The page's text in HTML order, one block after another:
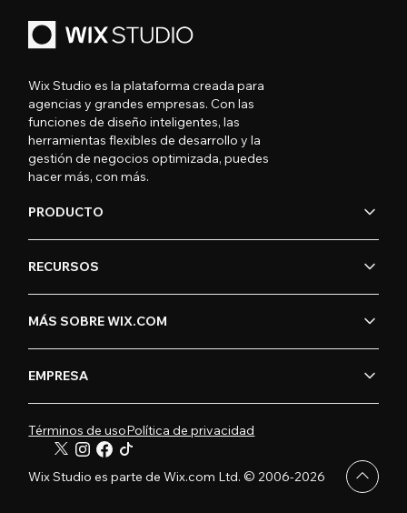
Wix Studio es la plataforma creada para
agencias y grandes empresas. Con las
funciones de diseño inteligentes, las
herramientas flexibles de desarrollo y la
gestión de negocios optimizada, puedes
hacer más, con más.
PRODUCTO
RECURSOS
MÁS SOBRE WIX.COM
EMPRESA
Términos de usoPolítica de privacidad
Wix Studio es parte de Wix.com Ltd. © 2006-2026